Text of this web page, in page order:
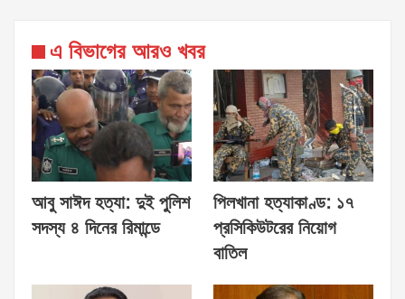
এ বিভাগের আরও খবর
আবু সাঈদ হত্যা: দুই পুলিশ
সদস্য ৪ দিনের রিমান্ডে
পিলখানা হত্যাকাণ্ড: ১৭
প্রসিকিউটরের নিয়োগ
বাতিল